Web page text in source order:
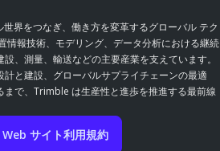
界をつなぎ、働き方を変革するグローバル テク
情報技術、モデリング、データ分析における継続
、測量、輸送などの主要産業を支えています。
と建設、グローバルサプライチェーンの最適
まで、Trimble は生産性と進歩を推進する最前線
Web サイト利用規約